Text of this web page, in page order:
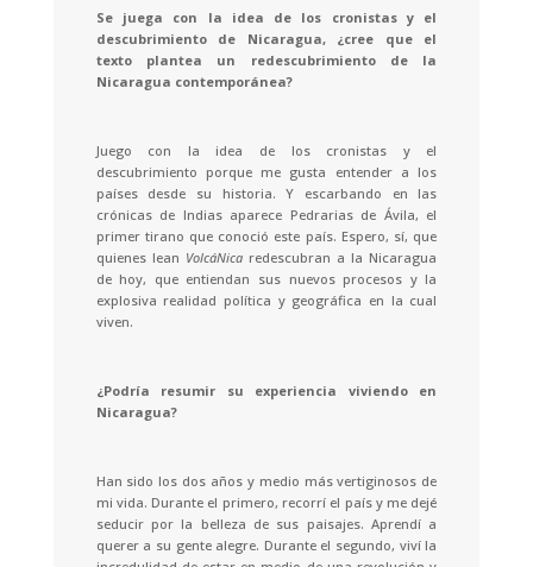
Se juega con la idea de los cronistas y el
descubrimiento de Nicaragua, ¿cree que el
texto plantea un redescubrimiento de la
Nicaragua contemporánea?
Juego con la idea de los cronistas y el
descubrimiento porque me gusta entender a los
países desde su historia. Y escarbando en las
crónicas de Indias aparece Pedrarias de Ávila, el
primer tirano que conoció este país. Espero, sí, que
quienes lean VolcáNicaredescubran a la Nicaragua
de hoy, que entiendan sus nuevos procesos y la
explosiva realidad política y geográfica en la cual
viven.
¿Podría resumir su experiencia viviendo en
Nicaragua?
Han sido los dos años y medio más vertiginosos de
mi vida. Durante el primero, recorrí el país y me dejé
seducir por la belleza de sus paisajes. Aprendí a
querer a su gente alegre. Durante el segundo, viví la